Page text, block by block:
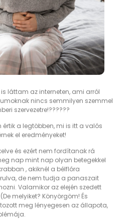
láttam az interneten, ami arról
nincs semmilyen szemmel
szervezetre!??????
a legtöbben, mi is itt a valós
el eredményeket!
és ezért nem fordítanak rá
nap mint nap olyan betegekkel
, akiknél a bélflóra
de nem tudja a panaszait
Valamikor az elején szedett
melyiket? Könyörgöm! És
meg lényegesen az állapota,